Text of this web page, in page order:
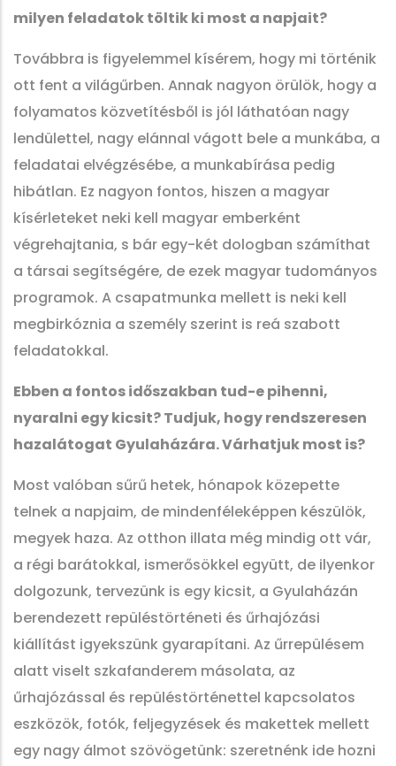
milyen feladatok töltik ki most a napjait?
Továbbra is figyelemmel kísérem, hogy mi történik
ott fent a világűrben. Annak nagyon örülök, hogy a
folyamatos közvetítésből is jól láthatóan nagy
lendülettel, nagy elánnal vágott bele a munkába, a
feladatai elvégzésébe, a munkabírása pedig
hibátlan. Ez nagyon fontos, hiszen a magyar
kísérleteket neki kell magyar emberként
végrehajtania, s bár egy-két dologban számíthat
a társai segítségére, de ezek magyar tudományos
programok. A csapatmunka mellett is neki kell
megbirkóznia a személy szerint is reá szabott
feladatokkal.
Ebben a fontos időszakban tud-e pihenni,
nyaralni egy kicsit? Tudjuk, hogy rendszeresen
hazalátogat Gyulaházára. Várhatjuk most is?
Most valóban sűrű hetek, hónapok közepette
telnek a napjaim, de mindenféleképpen készülök,
megyek haza. Az otthon illata még mindig ott vár,
a régi barátokkal, ismerősökkel együtt, de ilyenkor
dolgozunk, tervezünk is egy kicsit, a Gyulaházán
berendezett repüléstörténeti és űrhajózási
kiállítást igyekszünk gyarapítani. Az űrrepülésem
alatt viselt szkafanderem másolata, az
űrhajózással és repüléstörténettel kapcsolatos
eszközök, fotók, feljegyzések és makettek mellett
egy nagy álmot szövögetünk: szeretnénk ide hozni